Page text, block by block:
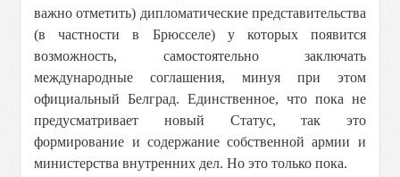
важно отметить) дипломатические представительства
(в частности в Брюсселе) у которых появится
возможность, самостоятельно заключать
международные соглашения, минуя при этом
официальный Белград. Единственное, что пока не
предусматривает новый Статус, так это
формирование и содержание собственной армии и
министерства внутренних дел. Но это только пока.